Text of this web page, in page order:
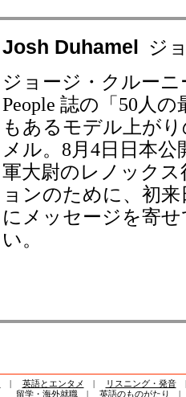
Josh Duhamel ジ
ジョージ・クルー
People 誌の「50人
もあるモデル上が
メル。8月4日日本
軍大尉のレノック
ョンのために、初
にメッセージを寄
い。
| 英語とエンタメ | リスニング・発音
留学・海外就職| 英語のものがたり